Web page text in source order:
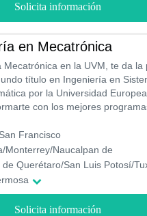
Solicita información
en Mecatrónica
Mecatrónica en la UVM, te da la
título en Ingeniería en
por la Universidad
con los mejores
puedes contar con
Certified SolidWorks proffessional-
Associate-CSWA.
San Francisco
Monterrey/Naucalpan de
Querétaro/San Luis Potosí/
Solicita información